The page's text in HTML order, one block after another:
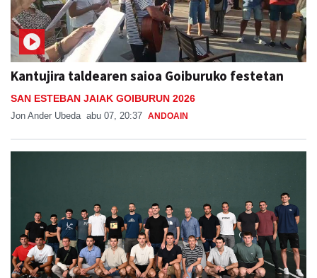
Kantujira taldearen saioa Goiburuko festetan
SAN ESTEBAN JAIAK GOIBURUN 2026
Jon Ander Ubeda abu 07, 20:37 ANDOAIN